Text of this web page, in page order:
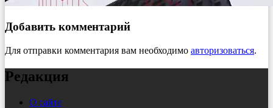
Добавить комментарий
Для отправки комментария вам необходимо авторизоваться.
Редакция
О сайте